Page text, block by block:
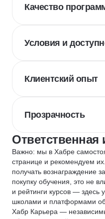
Качество
Условия и
Клиентский опыт
Прозрачность
Важно: мы в Хабре
странице и рекомендуем
получать вознаграждение
покупку обучения, это не
и рейтинги курсов — здесь
школами и платформами
Хабр Карьера —